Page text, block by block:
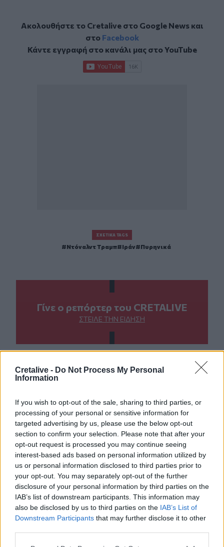
Cretalive - Do Not Process My Personal
Information
If you wish to opt-out of the sale, sharing to third parties, or
processing of your personal or sensitive information for
targeted advertising by us, please use the below opt-out
section to confirm your selection. Please note that after your
opt-out request is processed you may continue seeing
interest-based ads based on personal information utilized by
us or personal information disclosed to third parties prior to
your opt-out. You may separately opt-out of the further
disclosure of your personal information by third parties on the
IAB’s list of downstream participants. This information may
also be disclosed by us to third parties on the IAB’s List of
Downstream Participants that may further disclose it to other
Ακολουθήστε το Cretalive στο Google Newsκαι
στο Facebook
Κάντε εγγραφή στο κανάλι μας στοYouTube
ΣΧΕΤΙΚΆ TAGS
Ντόναλντ Τραμπ Ιράν Πυρηνικά
Γίνε ο ρεπόρτερ του CRETALIVE
ΣΤΕΊΛΕ ΤΗΝ ΕΊΔΗΣΗ
Ροή ειδήσεων Δημοφιλή
08:12
Ελληνική Αναπτυξιακή Τράπεζα: Με «προίκα» 2 δισ. ευρώ
ανοίγει δρόμο για δάνεια έως 5 δισ. σε μικρομεσαίες
08:05
Επικίνδυνο “κοκτέιλ” μελτεμιών και ζέστης το
Σαββατοκύριακο – Και η Κρήτη στο “κόκκινο” για φωτιές
07:57
Ο Ζελένσκι ευχαρίστησε την αμερικανική Γερουσία για
το νομοσχέδιο επιβολής κυρώσεων στη Ρωσία
07:51